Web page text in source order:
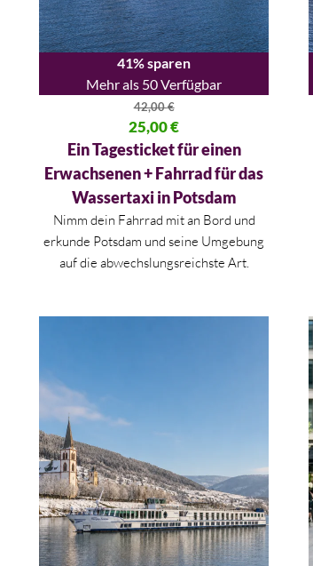
41% sparen
Mehr als 50 Verfügbar
42,00€
Ursprünglicher Preis war: 42,00 €
25,00€
Aktueller Preis ist: 25,00 €.
Ein Tagesticket für einen
Erwachsenen + Fahrrad für das
Wassertaxi in Potsdam
Nimm dein Fahrrad mit an Bord und
erkunde Potsdam und seine Umgebung
auf die abwechslungsreichste Art.